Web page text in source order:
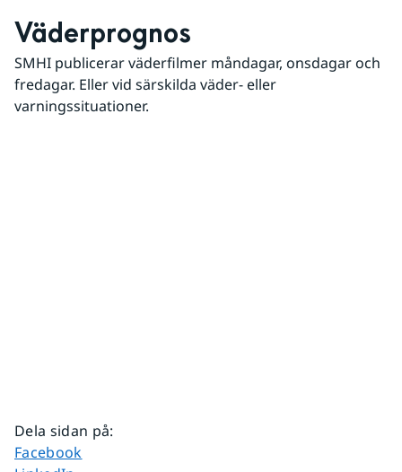
Väderprognos
SMHI publicerar väderfilmer måndagar, onsdagar och
fredagar. Eller vid särskilda väder- eller
varningssituationer.
Dela sidan på:
Dela sidan på
Facebook